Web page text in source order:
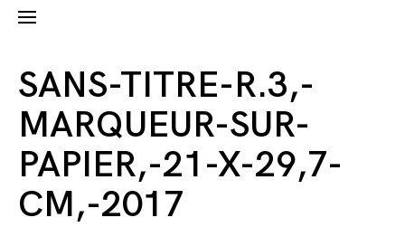
SANS-TITRE-R.3,-
MARQUEUR-SUR-
PAPIER,-21-X-29,7-
CM,-2017